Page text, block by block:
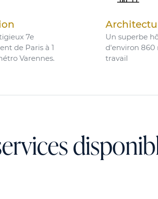
7e
de Paris à 1
Varennes.
Un superbe
d'environ 860
travail